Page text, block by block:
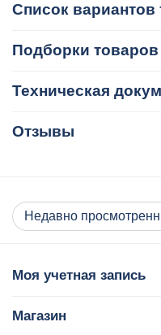
Список вариантов
Подборки товаров
Техническая
Отзывы
Недавно
Моя учетная запись
Магазин